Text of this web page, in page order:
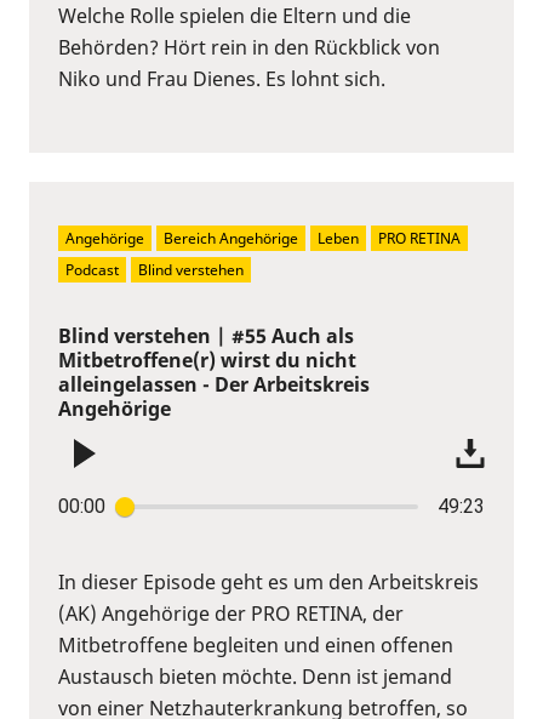
Welche Rolle spielen die Eltern und die
Behörden? Hört rein in den Rückblick von
Niko und Frau Dienes. Es lohnt sich.
Blind verstehen | #55 Auch als
Mitbetroffene(r) wirst du nicht
alleingelassen - Der Arbeitskreis
Angehörige
00:00 49:23
In dieser Episode geht es um den Arbeitskreis
(AK) Angehörige der PRO RETINA, der
Mitbetroffene begleiten und einen offenen
Austausch bieten möchte. Denn ist jemand
von einer Netzhauterkrankung betroffen, so
Angehörige Bereich Angehörige Leben
PRO RETINA
Podcast
Blind verstehen